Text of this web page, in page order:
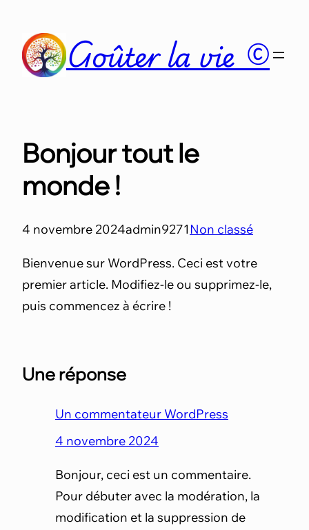
contenu
Goûter la vie ©
Bonjour tout le
monde !
4 novembre 2024admin9271Non classé
Bienvenue sur WordPress. Ceci est votre
premier article. Modifiez-le ou supprimez-le,
puis commencez à écrire !
Une réponse
Un commentateur WordPress
4 novembre 2024
Bonjour, ceci est un commentaire.
Pour débuter avec la modération, la
modification et la suppression de